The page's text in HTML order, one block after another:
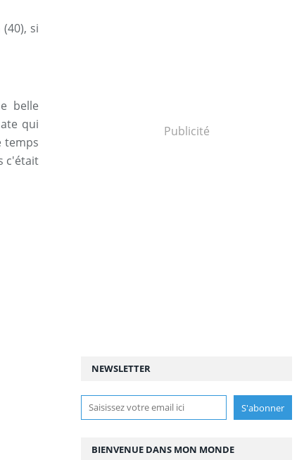
si
belle
qui
temps
c'était
Publicité
NEWSLETTER
BIENVENUE DANS MON MONDE